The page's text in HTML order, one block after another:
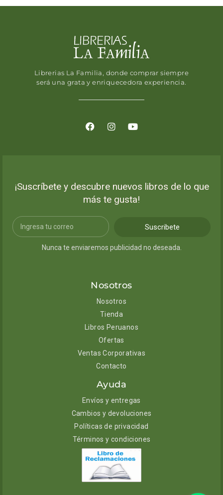
Librerias La Familia, donde comprar siempre
será una grata y enriquecedora experiencia.
¡Suscríbete y descubre nuevos libros de lo que
más te gusta!
Suscribete
Nunca te enviaremos publicidad no deseada.
Nosotros
Nosotros
Tienda
Libros Peruanos
Ofertas
Ventas Corporativas
Contacto
Ayuda
Envíos y entregas
Cambios y devoluciones
Políticas de privacidad
Términos y condiciones